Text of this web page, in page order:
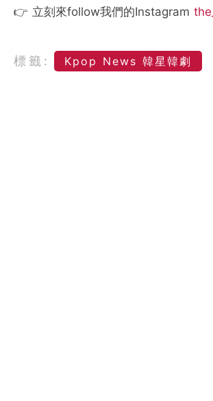
👉 立刻來follow我們的Instagram
標籤: Kpop News 韓星韓劇